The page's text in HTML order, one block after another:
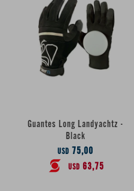
Guantes Long Landyachtz -
Black
USD 75,00
USD 63,75